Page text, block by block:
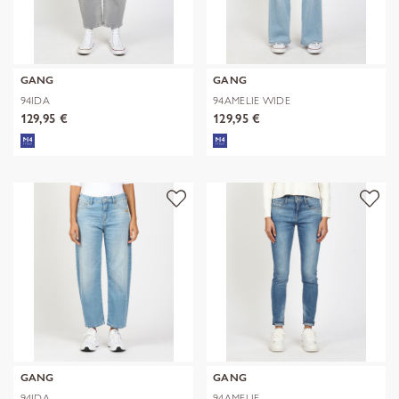
GANG
94IDA
129,95 €
GANG
94AMELIE WIDE
129,95 €
GANG
GANG